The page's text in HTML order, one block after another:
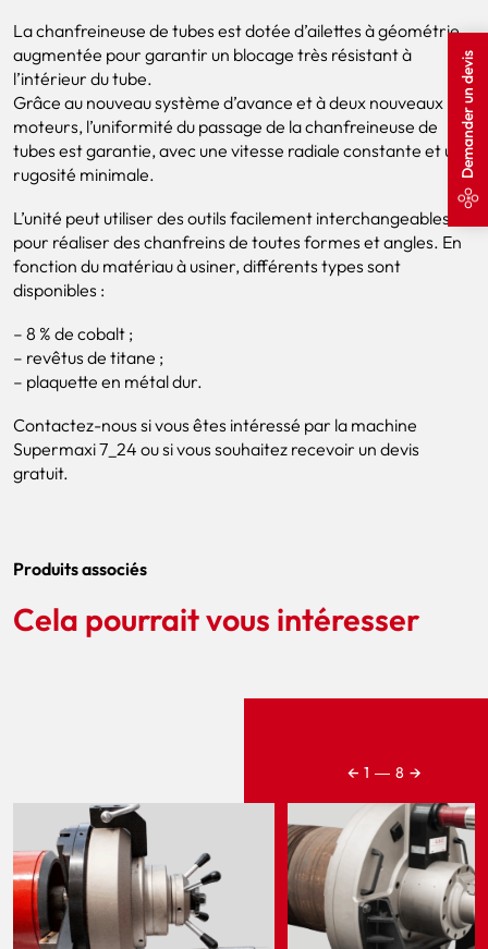
Demander un devis
La chanfreineuse de tubes est dotée d’ailettes à géométrie
augmentée pour garantir un blocage très résistant à
l’intérieur du tube.
Grâce au nouveau système d’avance et à deux nouveaux
moteurs, l’uniformité du passage de la chanfreineuse de
tubes est garantie, avec une vitesse radiale constante et une
rugosité minimale.
L’unité peut utiliser des outils facilement interchangeables
pour réaliser des chanfreins de toutes formes et angles. En
fonction du matériau à usiner, différents types sont
disponibles :
– 8 % de cobalt ;
– revêtus de titane ;
– plaquette en métal dur.
Contactez-nous si vous êtes intéressé par la machine
Supermaxi 7_24 ou si vous souhaitez recevoir un devis
gratuit.
Produits associés
Cela pourrait vous intéresser
← 1 ― 8 →